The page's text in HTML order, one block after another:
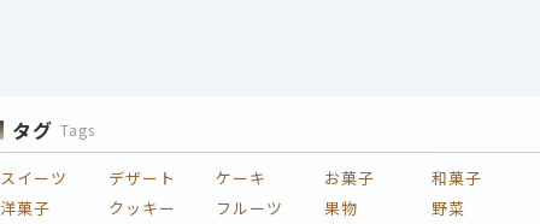
タグ Tags
スイーツ デザート ケーキ お菓子
和菓子
洋菓子
クッキー フルーツ 果物
野菜